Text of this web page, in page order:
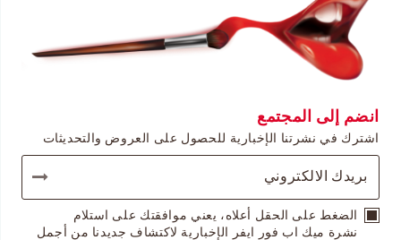
انضم إلى المجتمع
اشترك في نشرتنا الإخبارية للحصول على العروض والتحديثات
الضغط على الحقل أعلاه، يعني موافقتك على استلام
نشرة ميك اب فور ايفر الإخبارية لاكتشاف جديدنا من أجمل